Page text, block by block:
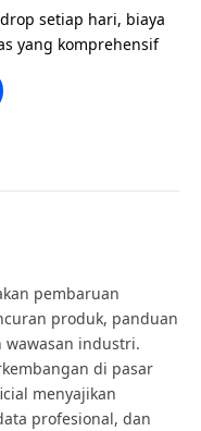
setiap hari, biaya
yang komprehensif
pembaruan
produk, panduan
industri.
di pasar
menyajikan
profesional, dan